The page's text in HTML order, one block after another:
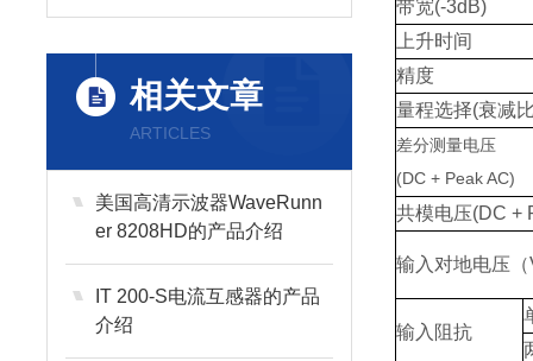
相关文章
ARTICLES
美国高清示波器WaveRunn
er 8208HD的产品介绍
IT 200-S电流互感器的产品
介绍
带宽(-3dB)
上升时间
精度
量程选择(衰减
差分测量电压
(DC + Peak AC)
共模电压(DC +
输入对地电压
输入阻抗